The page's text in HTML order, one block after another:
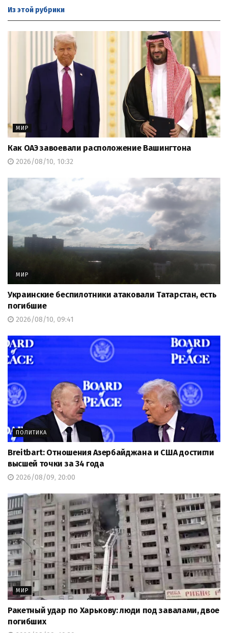
Из этой рубрики
МИР
Как ОАЭ завоевали расположение Вашингтона
2026/08/10, 10:32
МИР
Украинские беспилотники атаковали Татарстан, есть
погибшие
2026/08/10, 09:41
ПОЛИТИКА
Breitbart: Отношения Азербайджана и США достигли
высшей точки за 34 года
2026/08/09, 20:00
МИР
Ракетный удар по Харькову: люди под завалами, двое
погибших